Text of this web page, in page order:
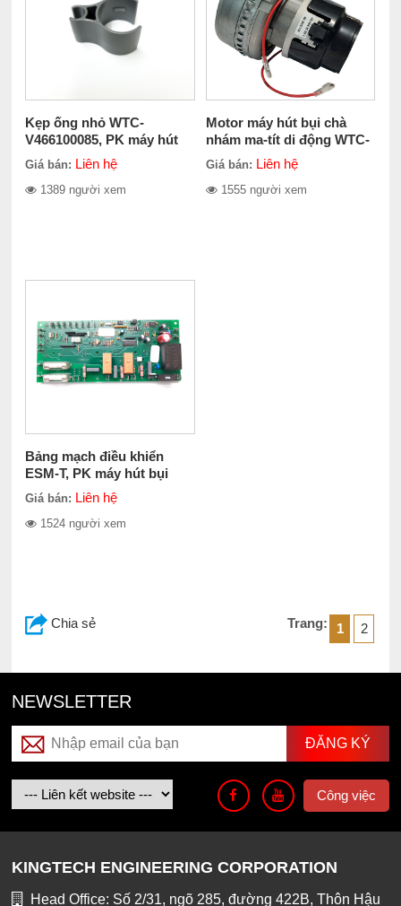
Kẹp ống nhỏ WTC-
V466100085, PK máy hút
bụi
Giá bán: Liên hệ
1389 người xem
Motor máy hút bụi chà
nhám ma-tít di động WTC-
PV1B1420
Giá bán: Liên hệ
1555 người xem
Bảng mạch điều khiển
ESM-T, PK máy hút bụi
ST4-TF
Giá bán: Liên hệ
1524 người xem
Chia sẻ Trang: 1 2
NEWSLETTER
Công việc
KINGTECH ENGINEERING CORPORATION
Head Office: Số 2/31, ngõ 285, đường 422B, Thôn Hậu